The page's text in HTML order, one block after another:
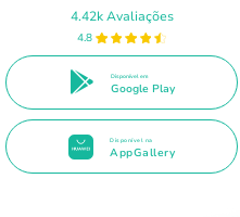
4.42k Avaliações
4.8
Disponível em
Google Play
Disponível na
AppGallery